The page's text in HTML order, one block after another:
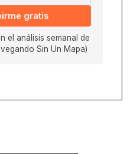
gratis
el análisis semanal de
Sin Un Mapa)